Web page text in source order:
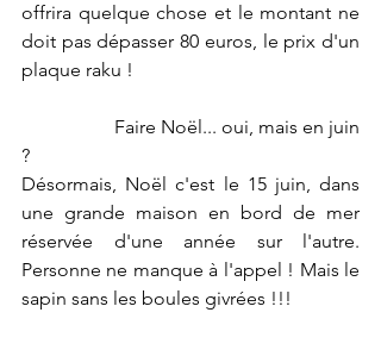
offrira quelque chose et le montant ne
doit pas dépasser 80 euros, le prix d'un
plaque raku !
?
Désormais, Noël c'est le 15 juin, dans
une grande maison en bord de mer
réservée d'une année sur l'autre.
Personne ne manque à l'appel ! Mais le
sapin sans les boules givrées !!!